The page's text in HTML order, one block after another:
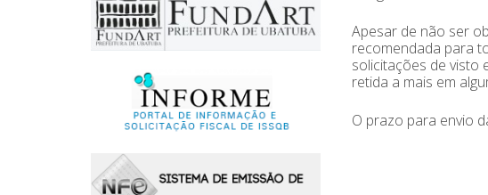
Apesar de não ser
recomendada para
solicitações de visto
retida a mais em
O prazo para envio